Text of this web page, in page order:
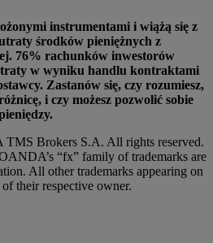
instrumentami i wiążą się z
środków pieniężnych z
76% rachunków inwestorów
w wyniku handlu kontraktami
Zastanów się, czy rozumiesz,
i czy możesz pozwolić sobie
Brokers S.A. All rights reserved.
“fx” family of trademarks are
All other trademarks appearing on
their respective owner.